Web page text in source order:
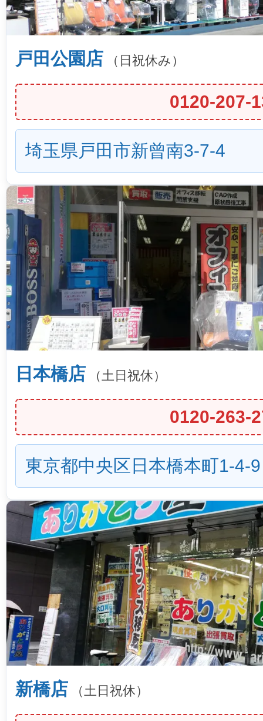
戸田公園店 （日祝休み）
0120-207-
埼玉県戸田市新曾南3-7-4
日本橋店 （土日祝休）
0120-263-
東京都中央区日本橋本町1-4-9
新橋店 （土日祝休）